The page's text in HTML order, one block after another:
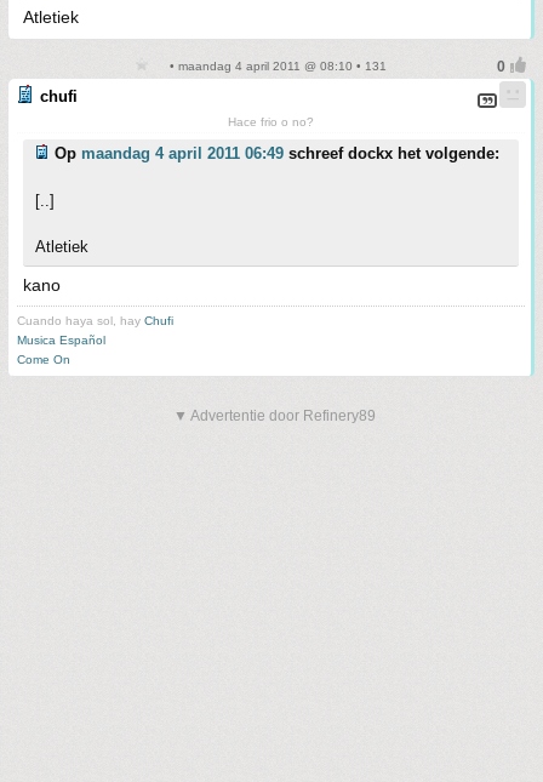
Atletiek
• maandag 4 april 2011 @ 08:10 • 131
chufi
Hace frio o no?
Op maandag 4 april 2011 06:49 schreef dockx het volgende:
[..]
Atletiek
kano
Cuando haya sol, hay Chufi
Musica Español
Come On
▼ Advertentie door Refinery89